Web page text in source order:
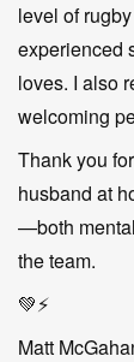
level of
experienced
loves. I also
welcoming
Thank you
husband at
—both
the team.
💚⚡️
Matt